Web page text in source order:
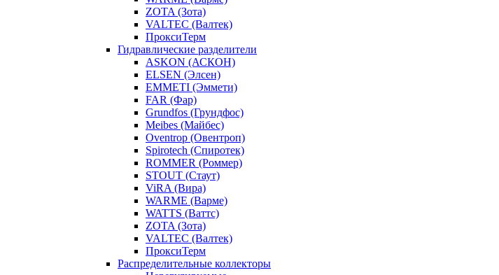
ZOTA (Зота)
VALTEC (Валтек)
ПроксиТерм
Гидравлические разделители
ASKON (АСКОН)
ELSEN (Элсен)
EMMETI (Эммети)
FAR (Фар)
Grundfos (Грундфос)
Meibes (Майбес)
Oventrop (Овентроп)
Spirotech (Спиротек)
ROMMER (Роммер)
STOUT (Стаут)
ViRA (Вира)
WARME (Варме)
WATTS (Ваттс)
ZOTA (Зота)
VALTEC (Валтек)
ПроксиТерм
Распределительные коллекторы